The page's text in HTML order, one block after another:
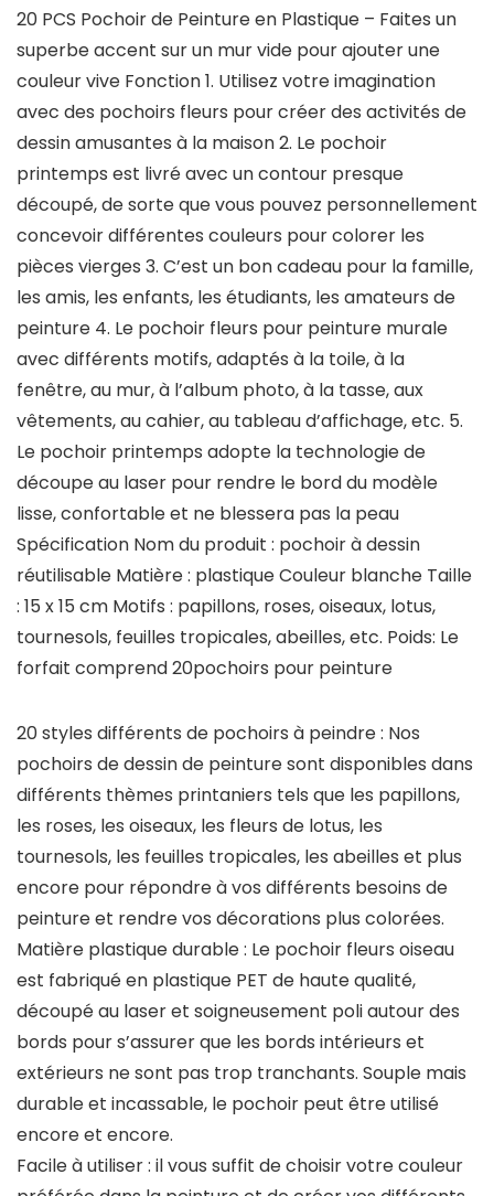
20 PCS Pochoir de Peinture en Plastique – Faites un
superbe accent sur un mur vide pour ajouter une
couleur vive Fonction 1. Utilisez votre imagination
avec des pochoirs fleurs pour créer des activités de
dessin amusantes à la maison 2. Le pochoir
printemps est livré avec un contour presque
découpé, de sorte que vous pouvez personnellement
concevoir différentes couleurs pour colorer les
pièces vierges 3. C’est un bon cadeau pour la famille,
les amis, les enfants, les étudiants, les amateurs de
peinture 4. Le pochoir fleurs pour peinture murale
avec différents motifs, adaptés à la toile, à la
fenêtre, au mur, à l’album photo, à la tasse, aux
vêtements, au cahier, au tableau d’affichage, etc. 5.
Le pochoir printemps adopte la technologie de
découpe au laser pour rendre le bord du modèle
lisse, confortable et ne blessera pas la peau
Spécification Nom du produit : pochoir à dessin
réutilisable Matière : plastique Couleur blanche Taille
: 15 x 15 cm Motifs : papillons, roses, oiseaux, lotus,
tournesols, feuilles tropicales, abeilles, etc. Poids: Le
forfait comprend 20pochoirs pour peinture
20 styles différents de pochoirs à peindre : Nos
pochoirs de dessin de peinture sont disponibles dans
différents thèmes printaniers tels que les papillons,
les roses, les oiseaux, les fleurs de lotus, les
tournesols, les feuilles tropicales, les abeilles et plus
encore pour répondre à vos différents besoins de
peinture et rendre vos décorations plus colorées.
Matière plastique durable : Le pochoir fleurs oiseau
est fabriqué en plastique PET de haute qualité,
découpé au laser et soigneusement poli autour des
bords pour s’assurer que les bords intérieurs et
extérieurs ne sont pas trop tranchants. Souple mais
durable et incassable, le pochoir peut être utilisé
encore et encore.
Facile à utiliser : il vous suffit de choisir votre couleur